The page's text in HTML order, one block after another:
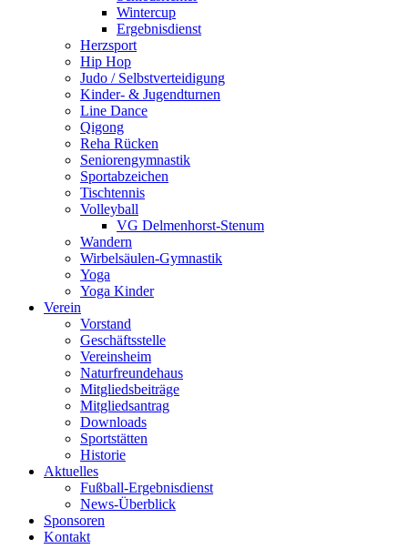
Wintercup
Ergebnisdienst
Herzsport
Hip Hop
Judo / Selbstverteidigung
Kinder- & Jugendturnen
Line Dance
Qigong
Reha Rücken
Seniorengymnastik
Sportabzeichen
Tischtennis
Volleyball
VG Delmenhorst-Stenum
Wandern
Wirbelsäulen-Gymnastik
Yoga
Yoga Kinder
Verein
Vorstand
Geschäftsstelle
Vereinsheim
Naturfreundehaus
Mitgliedsbeiträge
Mitgliedsantrag
Downloads
Sportstätten
Historie
Aktuelles
Fußball-Ergebnisdienst
News-Überblick
Sponsoren
Kontakt